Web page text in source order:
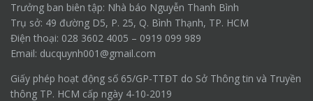
Trưởng ban biên tập: Nhà báo Nguyễn Thanh Bình
Trụ sở: 49 đường D5, P. 25, Q. Bình Thạnh, TP. HCM
Điện thoại: 028 3602 4005 – 0919 099 989
Email: ducquynh001@gmail.com
Giấy phép hoạt động số 65/GP-TTĐT do Sở Thông tin và Truyền
thông TP. HCM cấp ngày 4-10-2019